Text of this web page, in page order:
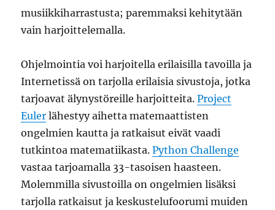
musiikkiharrastusta; paremmaksi kehitytään
vain harjoittelemalla.
Ohjelmointia voi harjoitella erilaisilla tavoilla ja
Internetissä on tarjolla erilaisia sivustoja, jotka
tarjoavat älynystöreille harjoitteita.Project
Euler lähestyy aihetta matemaattisten
ongelmien kautta ja ratkaisut eivät vaadi
tutkintoa matematiikasta.Python Challenge
vastaa tarjoamalla 33-tasoisen haasteen.
Molemmilla sivustoilla on ongelmien lisäksi
tarjolla ratkaisut ja keskustelufoorumi muiden